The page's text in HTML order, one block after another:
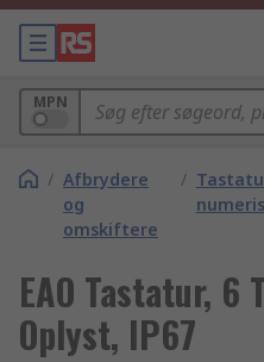
MPN
/ Afbrydere
og
omskiftere
/
EAO Tastatur, 6
Oplyst, IP67